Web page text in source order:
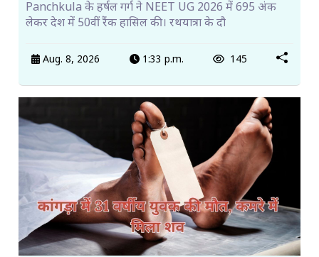
Panchkula के हर्षल गर्ग ने NEET UG 2026 में 695 अंक
लेकर देश में 50वीं रैंक हासिल की। रथयात्रा के दौ
Aug. 8, 2026 1:33 p.m. 145